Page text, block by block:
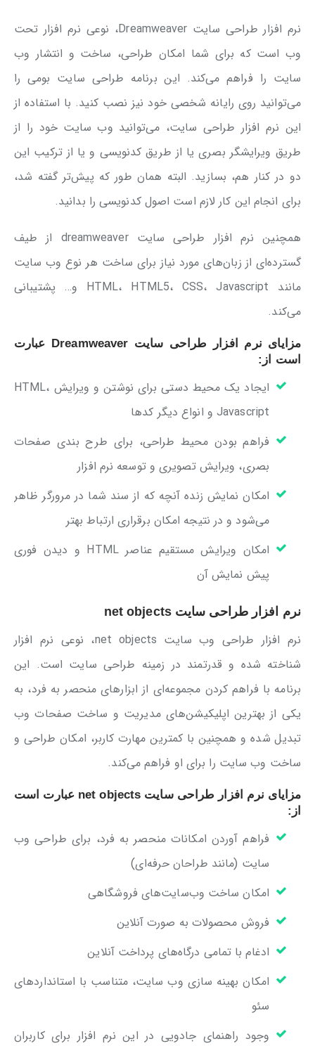
نرم افزار طراحی سایت Dreamweaver، نوعی نرم افزار تحت
وب است که برای شما امکان طراحی، ساخت و انتشار وب
سایت را فراهم می‌کند. این برنامه طراحی سایت بومی را
می‌توانید روی رایانه شخصی خود نیز نصب کنید. با استفاده از
این نرم افزار طراحی سایت، می‌توانید وب سایت خود را از
طریق ویرایشگر بصری یا از طریق کدنویسی و یا از ترکیب این
دو در کنار هم، بسازید. البته همان طور که پیش‌تر گفته شد،
برای انجام این کار لازم است اصول کدنویسی را بدانید.
همچنین نرم افزار طراحی سایت dreamweaver از طیف
گسترده‌ای از زبان‌های مورد نیاز برای ساخت هر نوع وب سایت
مانند HTML، HTML5، CSS، Javascript و… پشتیبانی
می‌کند.
مزایای نرم افزار طراحی سایت Dreamweaver عبارت
است از:
ایجاد یک محیط دستی برای نوشتن و ویرایش HTML،
Javascript و انواع دیگر کدها
فراهم بودن محیط طراحی، برای طرح بندی صفحات
بصری، ویرایش تصویری و توسعه نرم افزار
امکان نمایش زنده آنچه که از سند شما در مرورگر ظاهر
می‌شود و در نتیجه امکان برقراری ارتباط بهتر
امکان ویرایش مستقیم عناصر HTML و دیدن فوری
پیش نمایش آن
نرم افزار طراحی سایت net objects
نرم افزار طراحی وب سایت net objects، نوعی نرم افزار
شناخته شده و قدرتمند در زمینه طراحی سایت است. این
برنامه با فراهم کردن مجموعه‌ای از ابزارهای منحصر به فرد، به
یکی از بهترین اپلیکیشن‌های مدیریت و ساخت صفحات وب
تبدیل شده و همچنین با کمترین مهارت کاربر، امکان طراحی و
ساخت وب سایت را برای او فراهم می‌کند.
مزایای نرم افزار طراحی سایت net objects عبارت است
از:
فراهم آوردن امکانات منحصر به فرد، برای طراحی وب
سایت (مانند طراحان حرفه‌ای)
امکان ساخت وب‌سایت‌های فروشگاهی
فروش محصولات به صورت آنلاین
ادغام با تمامی درگاه‌های پرداخت آنلاین
امکان بهینه ‌سازی وب ‌سایت، متناسب با استانداردهای
سئو
وجود راهنمای جادویی در این نرم افزار برای کاربران